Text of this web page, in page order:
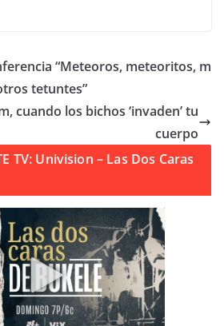
“Meteoros, meteoritos, m
tetuntes”
cuando los bichos ‘invaden’ tu
cuerpo
TV: Univision – Las Dos Caras